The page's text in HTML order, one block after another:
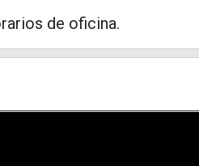
de oficina.